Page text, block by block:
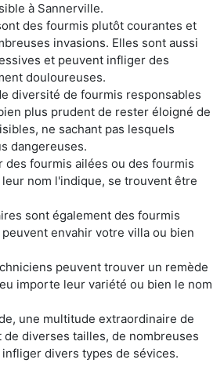
à Sannerville.
des fourmis plutôt courantes et
invasions. Elles sont aussi
et peuvent infliger des
douloureuses.
diversité de fourmis responsables
plus prudent de rester éloigné de
ne sachant pas lesquels
dangereuses.
des fourmis ailées ou des fourmis
nom l'indique, se trouvent être
sont également des fourmis
envahir votre villa ou bien
peuvent trouver un remède
importe leur variété ou bien le nom
une multitude extraordinaire de
diverses tailles, de nombreuses
divers types de sévices.